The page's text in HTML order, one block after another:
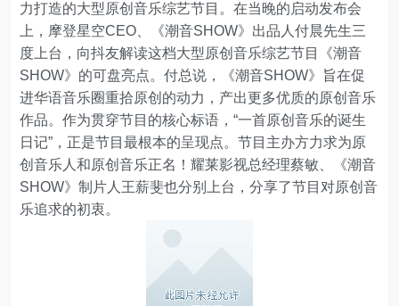
力打造的大型原创音乐综艺节目。在当晚的启动发布会
上，摩登星空CEO、《潮音SHOW》出品人付晨先生三
度上台，向抖友解读这档大型原创音乐综艺节目《潮音
SHOW》的可盘亮点。付总说，《潮音SHOW》旨在促
进华语音乐圈重拾原创的动力，产出更多优质的原创音乐
作品。作为贯穿节目的核心标语，“一首原创音乐的诞生
日记”，正是节目最根本的呈现点。节目主办方力求为原
创音乐人和原创音乐正名！耀莱影视总经理蔡敏、《潮音
SHOW》制片人王薪斐也分别上台，分享了节目对原创音
乐追求的初衷。